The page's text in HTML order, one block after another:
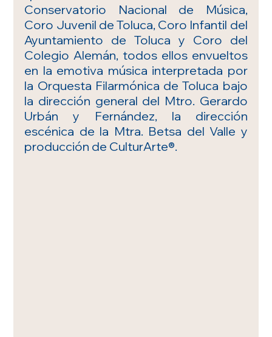
Conservatorio Nacional de Música,
Coro Juvenil de Toluca, Coro Infantil del
Ayuntamiento de Toluca y Coro del
Colegio Alemán, todos ellos envueltos
en la emotiva música interpretada por
la Orquesta Filarmónica de Toluca bajo
la dirección general del Mtro. Gerardo
Urbán y Fernández, la dirección
escénica de la Mtra. Betsa del Valle y
producción de CulturArte®.